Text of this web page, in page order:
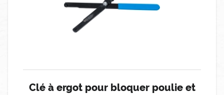
Clé à ergot pour bloquer poulie et